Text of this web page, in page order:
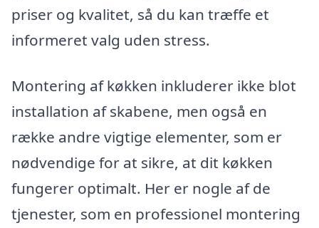
priser og kvalitet, så du kan træffe et
informeret valg uden stress.
Montering af køkken inkluderer ikke blot
installation af skabene, men også en
række andre vigtige elementer, som er
nødvendige for at sikre, at dit køkken
fungerer optimalt. Her er nogle af de
tjenester, som en professionel montering